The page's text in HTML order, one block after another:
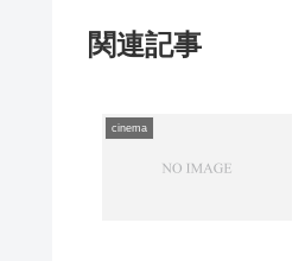
関連記事
cinema